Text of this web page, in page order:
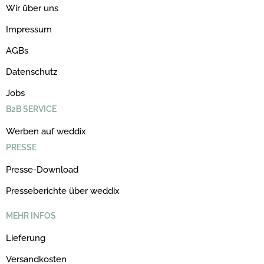
Wir über uns
Impressum
AGBs
Datenschutz
Jobs
B2B SERVICE
Werben auf weddix
PRESSE
Presse-Download
Presseberichte über weddix
MEHR INFOS
Lieferung
Versandkosten